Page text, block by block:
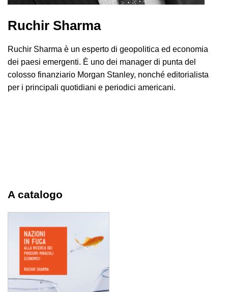
Ruchir Sharma
Ruchir Sharma è un esperto di geopolitica ed economia
dei paesi emergenti. È uno dei manager di punta del
colosso finanziario Morgan Stanley, nonché editorialista
per i principali quotidiani e periodici americani.
A catalogo